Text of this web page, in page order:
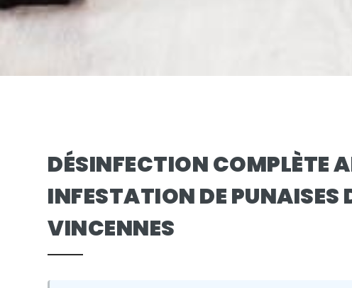
DÉSINFECTION COMPLÈTE
INFESTATION DE PUNAISES
VINCENNES